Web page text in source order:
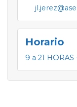
Horario
9 a 21